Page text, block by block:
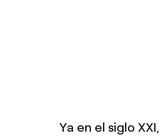
Ya en el siglo